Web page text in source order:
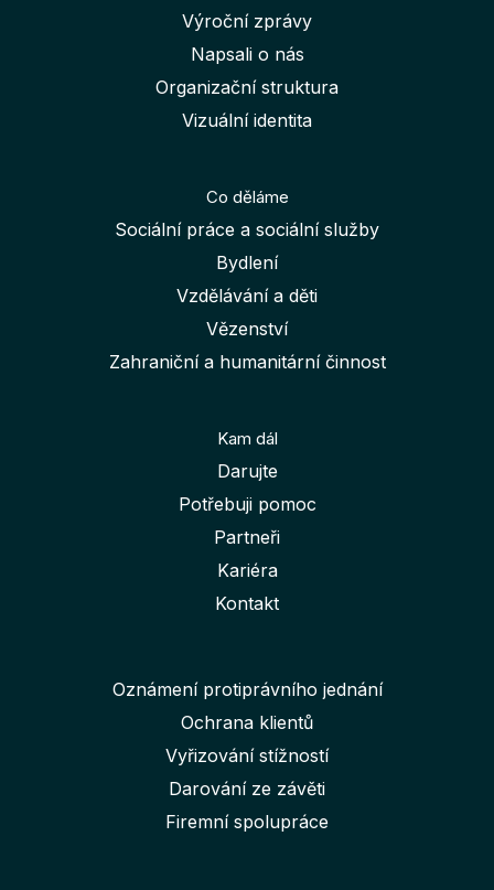
Výroční zprávy
Napsali o nás
Organizační struktura
Vizuální identita
Co děláme
Sociální práce a sociální služby
Bydlení
Vzdělávání a děti
Vězenství
Zahraniční a humanitární činnost
Kam dál
Darujte
Potřebuji pomoc
Partneři
Kariéra
Kontakt
Oznámení protiprávního jednání
Ochrana klientů
Vyřizování stížností
Darování ze závěti
Firemní spolupráce